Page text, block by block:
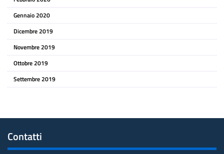
Gennaio 2020
Dicembre 2019
Novembre 2019
Ottobre 2019
Settembre 2019
Contatti